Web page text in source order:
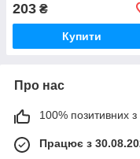
203 ₴
Купити
Про нас
100% позитивних з
Працює з